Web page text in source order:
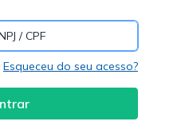
Esqueceu do seu acesso?